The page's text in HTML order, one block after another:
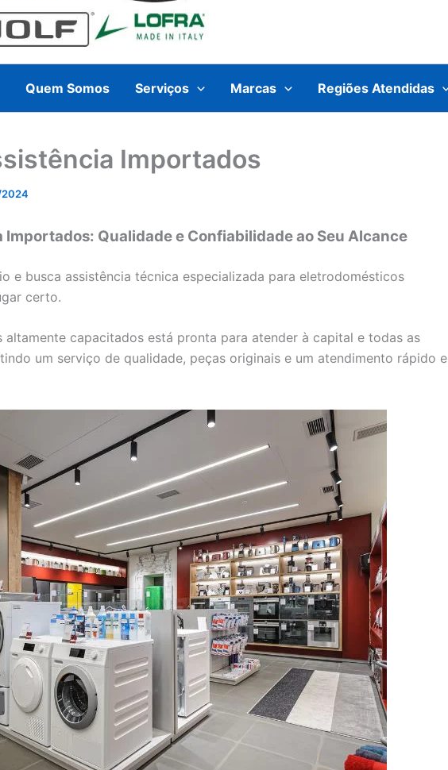
Quem Somos Serviços Marcas Regiões Atendidas
Importados
2024
Importados: Qualidade e Confiabilidade ao Seu Alcance
e busca assistência técnica especializada para eletrodomésticos
certo.
altamente capacitados está pronta para atender à capital e todas as
um serviço de qualidade, peças originais e um atendimento rápido e